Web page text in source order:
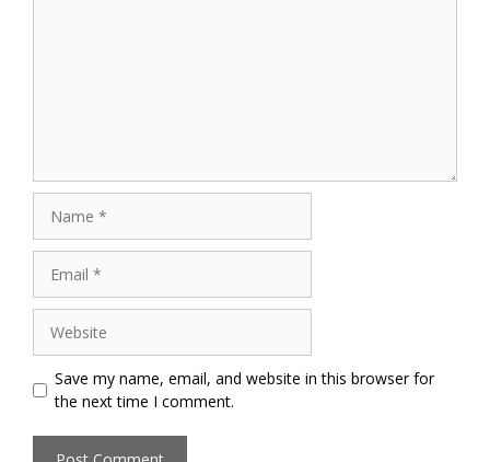
Save my name, email, and website in this browser for
the next time I comment.